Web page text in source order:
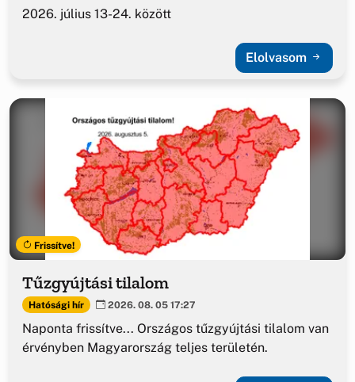
2026. július 13-24. között
Elolvasom
Frissítve!
Tűzgyújtási tilalom
Hatósági hír 2026. 08. 05 17:27
Naponta frissítve... Országos tűzgyújtási tilalom van
érvényben Magyarország teljes területén.